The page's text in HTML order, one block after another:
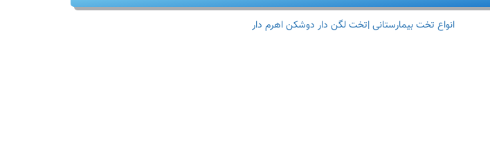
انواع تخت بیمارستانی |تخت لگن دار دوشکن اهرم دار